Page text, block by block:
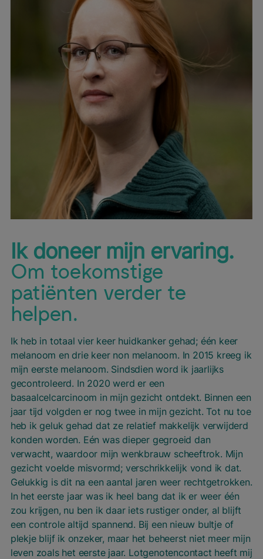
Ik doneer mijn ervaring.
Om toekomstige
patiënten verder te
helpen.
Ik heb in totaal vier keer huidkanker gehad; één keer
melanoom en drie keer non melanoom. In 2015 kreeg ik
mijn eerste melanoom. Sindsdien word ik jaarlijks
gecontroleerd. In 2020 werd er een
basaalcelcarcinoom in mijn gezicht ontdekt. Binnen een
jaar tijd volgden er nog twee in mijn gezicht. Tot nu toe
heb ik geluk gehad dat ze relatief makkelijk verwijderd
konden worden. Eén was dieper gegroeid dan
verwacht, waardoor mijn wenkbrauw scheeftrok. Mijn
gezicht voelde misvormd; verschrikkelijk vond ik dat.
Gelukkig is dit na een aantal jaren weer rechtgetrokken.
In het eerste jaar was ik heel bang dat ik er weer één
zou krijgen, nu ben ik daar iets rustiger onder, al blijft
een controle altijd spannend. Bij een nieuw bultje of
plekje blijf ik onzeker, maar het beheerst niet meer mijn
leven zoals het eerste jaar. Lotgenotencontact heeft mij